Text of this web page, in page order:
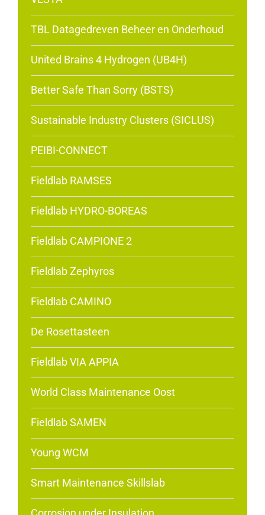
TBL Datagedreven Beheer en Onderhoud
United Brains 4 Hydrogen (UB4H)
Better Safe Than Sorry (BSTS)
Sustainable Industry Clusters (SICLUS)
PEIBI-CONNECT
Fieldlab RAMSES
Fieldlab HYDRO-BOREAS
Fieldlab CAMPIONE 2
Fieldlab Zephyros
Fieldlab CAMINO
De Rosettasteen
Fieldlab VIA APPIA
World Class Maintenance Oost
Fieldlab SAMEN
Young WCM
Smart Maintenance Skillslab